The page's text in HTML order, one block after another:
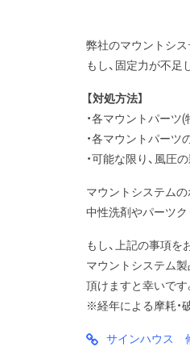
弊社のマウントシス
もし、固定力が不足
【対処方法】
・各マウントパーツ
・各マウントパーツ
・可能な限り、風圧
マウントシステムの
中性洗剤やパーツク
もし、上記の事項
マウントシステム
頂けますと幸いです
※経年による摩耗・
サインハウス